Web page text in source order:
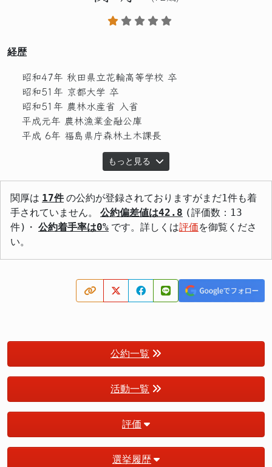
経歴
昭和47年 秋田県立花輪高等学校 卒
昭和51年 京都大学 卒
昭和51年 農林水産省 入省
平成元年 農林漁業金融公庫
平成 6年 福島県庁森林土木課長
もっと見る
関厚は 17件 の公約が登録されておりますがまだ1件も着
手されていません。
公約偏差値は42.8 (評価数：13
件)・ 公約着手率は0% です。詳しくは評価を御覧くださ
い。
公約一覧
活動一覧
評価
選挙履歴